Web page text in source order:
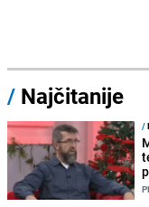
/ Najčitanije
/